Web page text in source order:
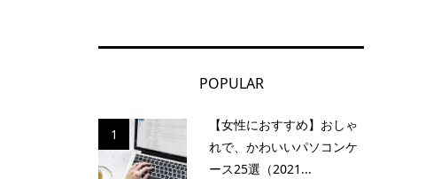
POPULAR
1
【女性におすすめ】おしゃ
れで、かわいいパソコンケ
ース25選（2021...